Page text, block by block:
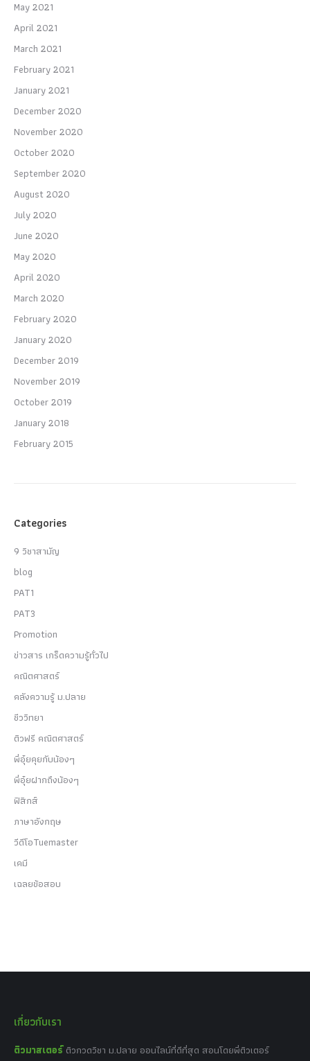
May 2021
April 2021
March 2021
February 2021
January 2021
December 2020
November 2020
October 2020
September 2020
August 2020
July 2020
June 2020
May 2020
April 2020
March 2020
February 2020
January 2020
December 2019
November 2019
October 2019
January 2018
February 2015
Categories
9 วิชาสามัญ
blog
PAT1
PAT3
Promotion
ข่าวสาร เกร็ดความรู้ทั่วไป
คณิตศาสตร์
คลังความรู้ ม.ปลาย
ชีววิทยา
ติวฟรี คณิตศาสตร์
พี่อุ๋ยคุยกับน้องๆ
พี่อุ๋ยฝากถึงน้องๆ
ฟิสิกส์
ภาษาอังกฤษ
วีดีโอTuemaster
เคมี
เฉลยข้อสอบ
เกี่ยวกับเรา
ติวมาสเตอร์ ติวกวดวิชา ม.ปลาย ออนไลน์ที่ดีที่สุด สอนโดยพี่ติวเตอร์